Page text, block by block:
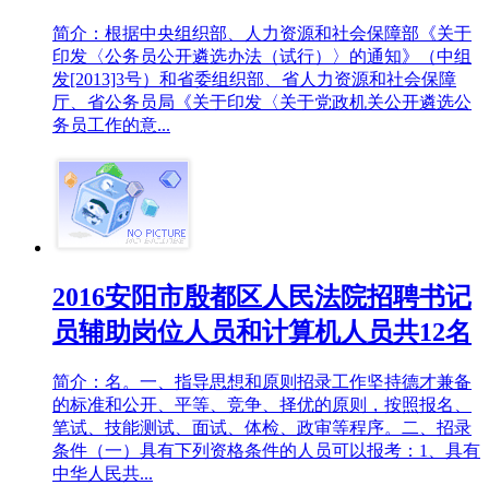
简介：根据中央组织部、人力资源和社会保障部《关于
印发〈公务员公开遴选办法（试行）〉的通知》（中组
发[2013]3号）和省委组织部、省人力资源和社会保障
厅、省公务员局《关于印发〈关于党政机关公开遴选公
务员工作的意...
2016安阳市殷都区人民法院招聘书记
员辅助岗位人员和计算机人员共12名
简介：名。一、指导思想和原则招录工作坚持德才兼备
的标准和公开、平等、竞争、择优的原则，按照报名、
笔试、技能测试、面试、体检、政审等程序。二、招录
条件（一）具有下列资格条件的人员可以报考：1、具有
中华人民共...